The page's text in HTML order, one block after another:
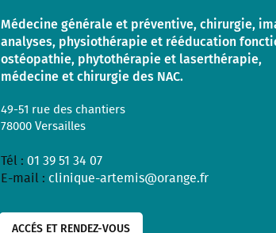
Médecine générale et préventive, chirurgie,
analyses, physiothérapie et rééducation
ostéopathie, phytothérapie et laserthérapie,
médecine et chirurgie des NAC.
49-51 rue des chantiers
78000Versailles
Tél :01 39 51 34 07
E-mail : clinique-artemis@orange.fr
ACCÉS ET RENDEZ-VOUS